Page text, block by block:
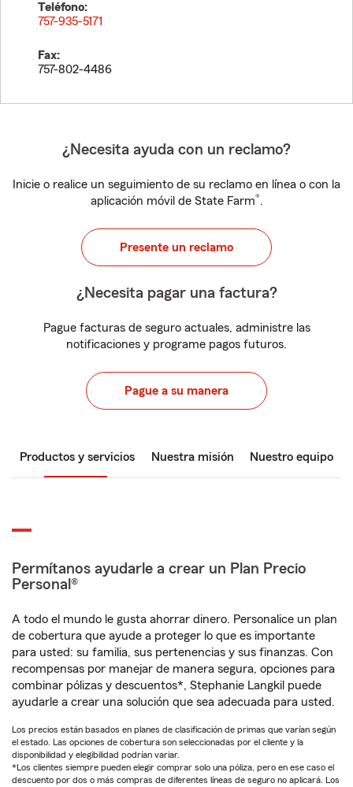
Teléfono:
757-935-5171
Fax:
757-802-4486
¿Necesita ayuda con un reclamo?
Inicie o realice un seguimiento de su reclamo en línea o con la
aplicación móvil de State Farm®.
Presente un reclamo
¿Necesita pagar una factura?
Pague facturas de seguro actuales, administre las
notificaciones y programe pagos futuros.
Pague a su manera
Productos y servicios Nuestra misión Nuestro equipo
Permítanos ayudarle a crear un Plan Precio
Personal®
A todo el mundo le gusta ahorrar dinero. Personalice un plan
de cobertura que ayude a proteger lo que es importante
para usted: su familia, sus pertenencias y sus finanzas. Con
recompensas por manejar de manera segura, opciones para
combinar pólizas y descuentos*, Stephanie Langkil puede
ayudarle a crear una solución que sea adecuada para usted.
Los precios están basados en planes de clasificación de primas que varían según
el estado. Las opciones de cobertura son seleccionadas por el cliente y la
disponibilidad y elegibilidad podrían variar.
*Los clientes siempre pueden elegir comprar solo una póliza, pero en ese caso el
descuento por dos o más compras de diferentes líneas de seguro no aplicará. Los